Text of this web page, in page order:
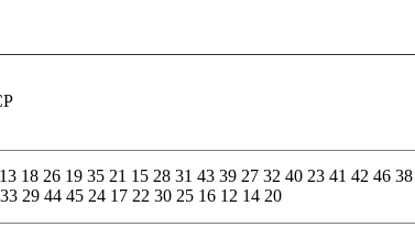
18 26 19 35 21 15 28 31 43 39 27 32 40 23 41 42 46 38
29 44 45 24 17 22 30 25 16 12 14 20